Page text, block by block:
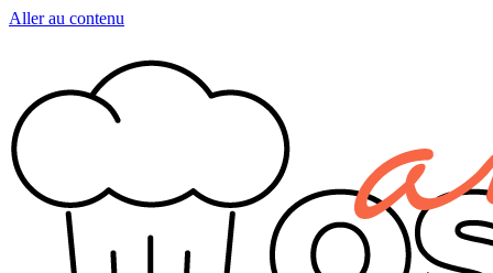
Aller au contenu